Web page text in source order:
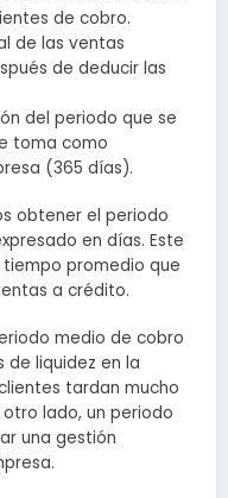
de cobro.
de las ventas
de deducir las
del periodo que se
toma como
(365 días).
obtener el periodo
en días. Este
promedio que
a crédito.
medio de cobro
liquidez en la
tardan mucho
lado, un periodo
una gestión